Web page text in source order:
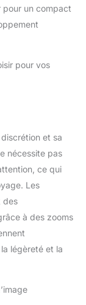
un compact
pour vos
et sa
nécessite pas
ce qui
Les
des
à des zooms
légèreté et la